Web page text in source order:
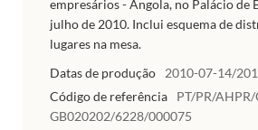
empresários - Angola, no Palácio de
julho de 2010. Inclui esquema de
lugares na mesa.
Datas de produção
2010-07-14/
Código de referência
PT/PR/
GB020202/6228/000075